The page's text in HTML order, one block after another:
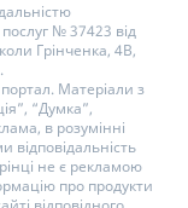
№ 37423 від
Грінченка, 4В,
Матеріали з
“Думка”,
в розумінні
відповідальність
не є рекламою
про продукти